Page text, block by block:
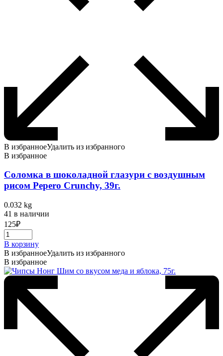
В избранноеУдалить из избранного
В избранное
Соломка в шоколадной глазури с воздушным
рисом Pepero Crunchy, 39г.
0.032 kg
41 в наличии
125₽
В корзину
В избранноеУдалить из избранного
В избранное